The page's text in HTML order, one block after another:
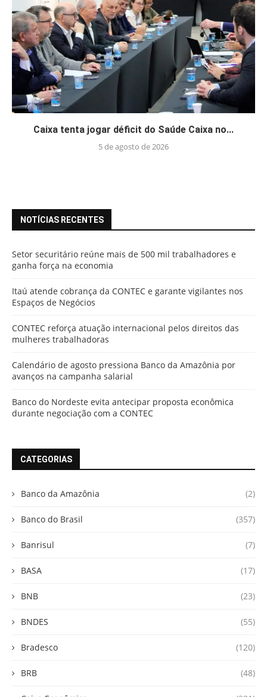
Caixa tenta jogar déficit do Saúde Caixa no...
5 de agosto de 2026
NOTÍCIAS RECENTES
Setor securitário reúne mais de 500 mil trabalhadores e
ganha força na economia
Itaú atende cobrança da CONTEC e garante vigilantes nos
Espaços de Negócios
CONTEC reforça atuação internacional pelos direitos das
mulheres trabalhadoras
Calendário de agosto pressiona Banco da Amazônia por
avanços na campanha salarial
Banco do Nordeste evita antecipar proposta econômica
durante negociação com a CONTEC
CATEGORIAS
Banco da Amazônia (2)
Banco do Brasil (357)
Banrisul (7)
BASA (17)
BNB (23)
BNDES (55)
Bradesco (120)
BRB (48)